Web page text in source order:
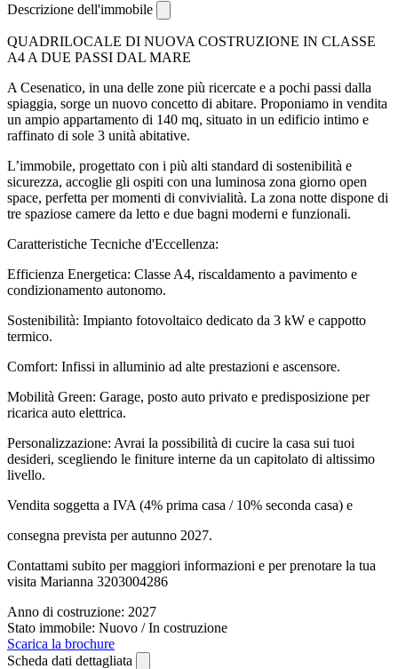
Descrizione dell'immobile
QUADRILOCALE DI NUOVA COSTRUZIONE IN CLASSE
A4 A DUE PASSI DAL MARE
A Cesenatico, in una delle zone più ricercate e a pochi passi dalla
spiaggia, sorge un nuovo concetto di abitare. Proponiamo in vendita
un ampio appartamento di 140 mq, situato in un edificio intimo e
raffinato di sole 3 unità abitative.
L’immobile, progettato con i più alti standard di sostenibilità e
sicurezza, accoglie gli ospiti con una luminosa zona giorno open
space, perfetta per momenti di convivialità. La zona notte dispone di
tre spaziose camere da letto e due bagni moderni e funzionali.
Caratteristiche Tecniche d'Eccellenza:
Efficienza Energetica: Classe A4, riscaldamento a pavimento e
condizionamento autonomo.
Sostenibilità: Impianto fotovoltaico dedicato da 3 kW e cappotto
termico.
Comfort: Infissi in alluminio ad alte prestazioni e ascensore.
Mobilità Green: Garage, posto auto privato e predisposizione per
ricarica auto elettrica.
Personalizzazione: Avrai la possibilità di cucire la casa sui tuoi
desideri, scegliendo le finiture interne da un capitolato di altissimo
livello.
Vendita soggetta a IVA (4% prima casa / 10% seconda casa) e
consegna prevista per autunno 2027.
Contattami subito per maggiori informazioni e per prenotare la tua
visita Marianna 3203004286
Anno di costruzione: 2027
Stato immobile: Nuovo / In costruzione
Scarica la brochure
Scheda dati dettagliata